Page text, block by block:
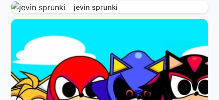
jevin sprunki